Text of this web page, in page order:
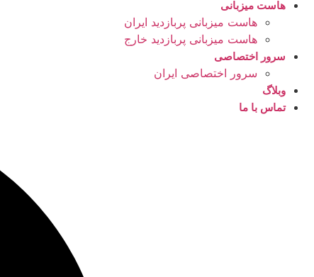
هاست میزبانی
هاست میزبانی پربازدید ایران
هاست میزبانی پربازدید خارج
سرور اختصاصی
سرور اختصاصی ایران
وبلاگ
تماس با ما